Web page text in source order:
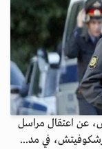
عن اعتقال مراسل
في مد...